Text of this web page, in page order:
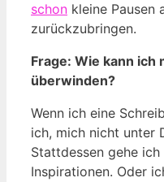
schon kleine Pausen
zurückzubringen.
Frage: Wie kann ich
überwinden?
Wenn ich eine
ich, mich nicht unter
Stattdessen gehe
Inspirationen. Oder